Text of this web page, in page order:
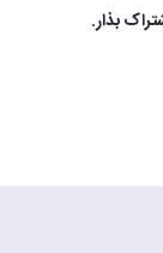
بذار.